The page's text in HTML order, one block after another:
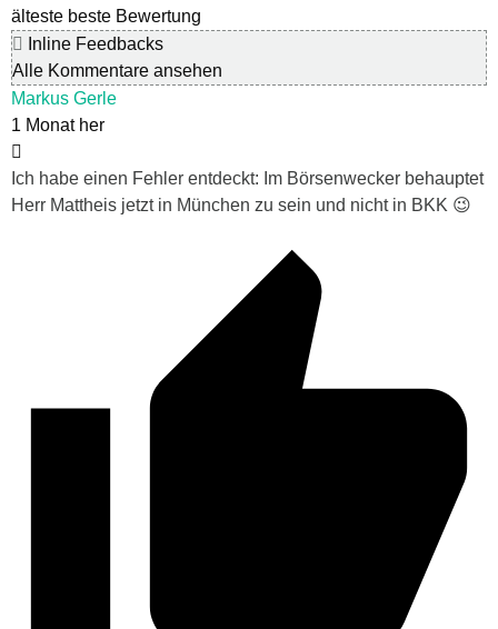
älteste beste Bewertung
Inline Feedbacks
Alle Kommentare ansehen
Markus Gerle
1 Monat her
Ich habe einen Fehler entdeckt: Im Börsenwecker behauptet
Herr Mattheis jetzt in München zu sein und nicht in BKK 😉